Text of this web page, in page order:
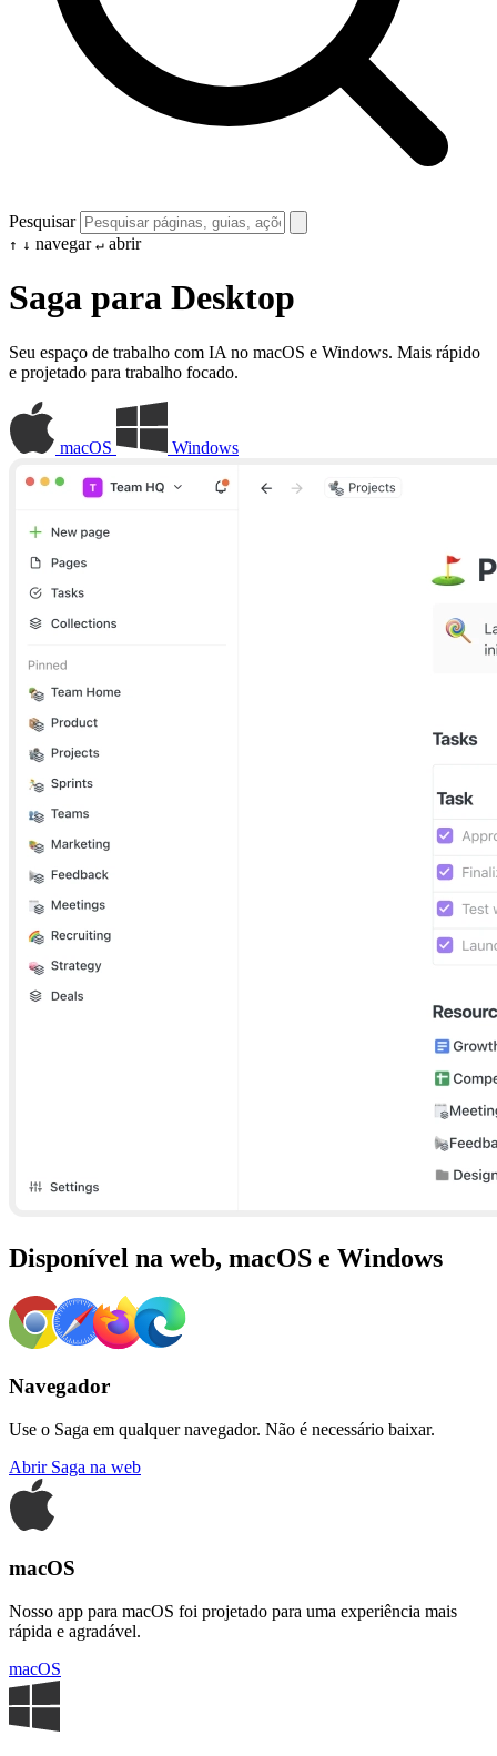
Pesquisar
↑ ↓ navegar ↵ abrir
Saga para Desktop
Seu espaço de trabalho com IA no macOS e Windows. Mais rápido
e projetado para trabalho focado.
macOS Windows
Disponível na web, macOS e Windows
Navegador
Use o Saga em qualquer navegador. Não é necessário baixar.
Abrir Saga na web
macOS
Nosso app para macOS foi projetado para uma experiência mais
rápida e agradável.
macOS